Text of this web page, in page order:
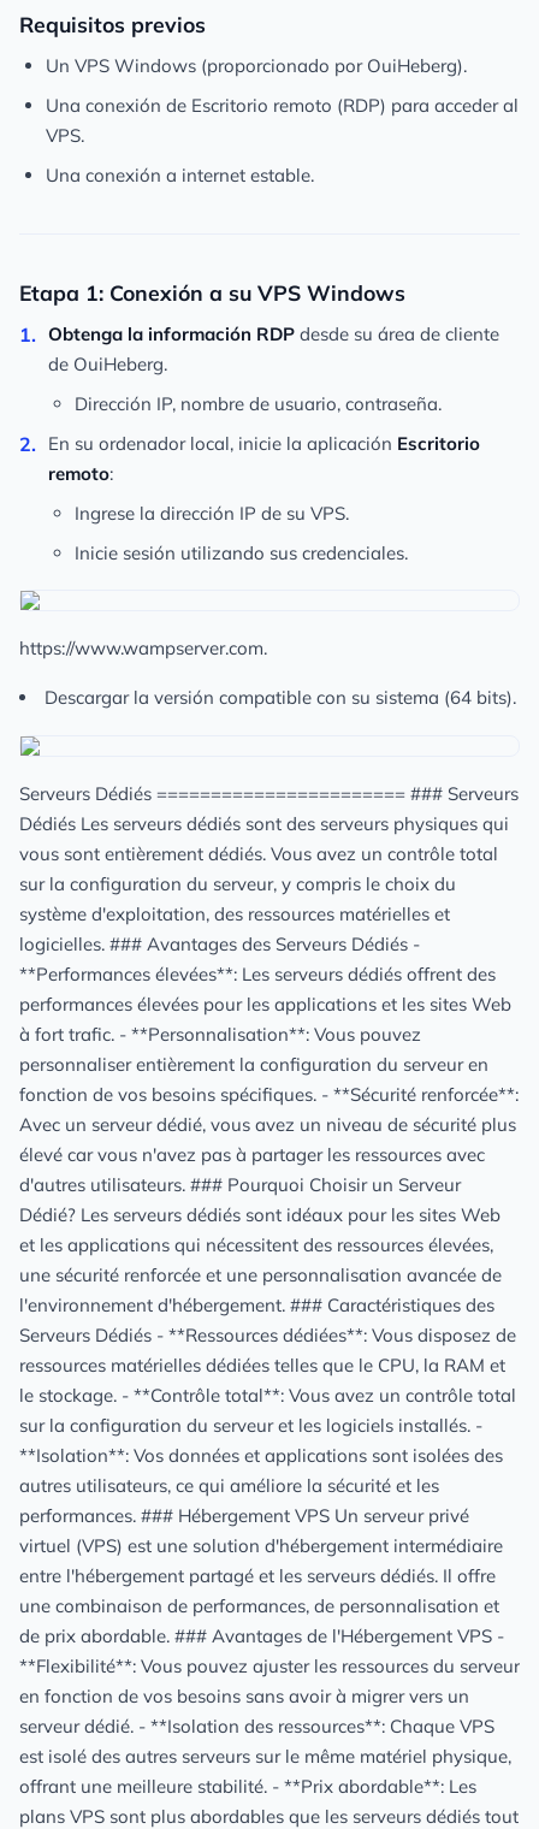
Requisitos previos
Un VPS Windows (proporcionado por OuiHeberg).
Una conexión de Escritorio remoto (RDP) para acceder al
VPS.
Una conexión a internet estable.
Etapa 1: Conexión a su VPS Windows
Obtenga la información RDP desde su área de cliente
de OuiHeberg.
Dirección IP, nombre de usuario, contraseña.
En su ordenador local, inicie la aplicación Escritorio
remoto:
Ingrese la dirección IP de su VPS.
Inicie sesión utilizando sus credenciales.
https://www.wampserver.com.
Descargar la versión compatible con su sistema (64 bits).
Serveurs Dédiés ======================= ### Serveurs Dédiés Les serveurs dédiés sont des serveurs physiques qui vous sont entièrement dédiés. Vous avez un contrôle total sur la configuration du serveur, y compris le choix du système d'exploitation, des ressources matérielles et logicielles. ### Avantages des Serveurs Dédiés - **Performances élevées**: Les serveurs dédiés offrent des performances élevées pour les applications et les sites Web à fort trafic. - **Personnalisation**: Vous pouvez personnaliser entièrement la configuration du serveur en fonction de vos besoins spécifiques. - **Sécurité renforcée**: Avec un serveur dédié, vous avez un niveau de sécurité plus élevé car vous n'avez pas à partager les ressources avec d'autres utilisateurs. ### Pourquoi Choisir un Serveur Dédié? Les serveurs dédiés sont idéaux pour les sites Web et les applications qui nécessitent des ressources élevées, une sécurité renforcée et une personnalisation avancée de l'environnement d'hébergement. ### Caractéristiques des Serveurs Dédiés - **Ressources dédiées**: Vous disposez de ressources matérielles dédiées telles que le CPU, la RAM et le stockage. - **Contrôle total**: Vous avez un contrôle total sur la configuration du serveur et les logiciels installés. - **Isolation**: Vos données et applications sont isolées des autres utilisateurs, ce qui améliore la sécurité et les performances. ### Hébergement VPS Un serveur privé virtuel (VPS) est une solution d'hébergement intermédiaire entre l'hébergement partagé et les serveurs dédiés. Il offre une combinaison de performances, de personnalisation et de prix abordable. ### Avantages de l'Hébergement VPS - **Flexibilité**: Vous pouvez ajuster les ressources du serveur en fonction de vos besoins sans avoir à migrer vers un serveur dédié. - **Isolation des ressources**: Chaque VPS est isolé des autres serveurs sur le même matériel physique, offrant une meilleure stabilité. - **Prix abordable**: Les plans VPS sont plus abordables que les serveurs dédiés tout en offrant des performances et une personnalisation supérieures à l'hébergement partagé. ### Pourquoi Choisir un VPS? Les VPS sont idéaux pour les sites Web et les applications en croissance qui nécessitent plus de ressources et de flexibilité que l'hébergement partagé, mais qui n'ont pas encore besoin d'un serveur dédié complet. ### Caractéristiques de l'Hébergement VPS - **Virtualisation**: Les ressources du serveur sont virtualisées, ce qui permet une isolation et une personnalisation efficaces. - **Scalabilité**: Vous pouvez facilement augmenter ou diminuer les ressources du serveur en fonction de vos besoins. - **Contrôle complet**: Vous avez un contrôle complet sur la configuration du serveur, y compris le choix du système d'exploitation et des logiciels.4RHnmkTdELhEXUgj+Rz/KTS5dCl4u57rdJWDO5J3Bx/xNZP0fmlJDzqMmacrZ7Jyc4UevEpnB3mpGRTZOAv0hRc6isZS+neaRnbfoST3P1KxfJEIhj05X5McIkglgPu8ZUxSKl26TfmL0jmKpPYvrRV/TLwmlT9jEHUPDO87Ks+Ybzez6av44ig960avLYipy2dQQ8oX5HBHnE/QrnPBLJ85cKUJ2cGyxtnxfFDCtaRPiXCtb+Pcu+5LI8j1Fn7yDFX/f73L7jGrep1boPrysm6sfm3+V+R51+DZBtnf3996a/dGWC8fkvo7GiniZw7LImHsmEcuBMfD17be++9e51xH6jkW2gb0kZjxox2OROuCkDBNGyo6wup9OBKwJubm8OpMk88/TydeeEVTuLVYz6waR+fbLb/n6UwkA9hS5dOevfTZ7esJuEDnXyDXT6/k3uHIB60hveBx4E6eRjb3nvs5mRfyWSW+l0EAc+dUz7rTRNpw0+Hk+M+RZMq7mtm2He/a/elSWEeOXGjT9Ejkx8JLrtmnjur/NCxSCLanHXb7e6+7S123Zeu/VbC+8sTjK03W9CkfYmuvVzd0/3cn9RD3GqMAfeHb5FwfFvsQvteu79arrWofMJ1BS9OVu9dnkJXXVV56W0lYRJxlX5tUxgTdSZzAidYNJmujnydWERbnHQ9GJkXzaAHryyf9XaJg1BxBrhMcM/tZHpqfJhIubE8RZP1pb4u8VFn/NFWONlnYpcnT6ukr3wmHcuBYu/xjQPz9+KTV3lnavvQVszyS0zVzzhunvkTxVl3fUm3T72fTR/H0ZvgcnD/Vg3EVDwfwP2AEE4Dd4l5Zf/uVW7qzHZwa8RkmjxTbMEPRZP78ho2R63vo3/mPrhkvQSWL8ZTnil3W8iA4h9PVOhlZbnNPWz+K7H5V6wA898HRo8Z4878vv5GkJAOJHgVGvryL/Fua20b8OQbfPDe++5BdPgRAq8+Q8E0bHg6fF/IpKPPKC+rRP3QcOvkB8Op2kT59vXHi6VFRfbmbzP6yrKWhC+J5Btgvvf5xtfc9B/+dBX9/o9XVVyO/vIrrzob6gDeFT5u3Fg33Vf6+ovPqhNXCad6U60ulokb0lvfkkulP0eTJ90bnvHFw8/upVPf3r90GXXwgLLyk77H7XkqnUrlS60n73oVqVuqI+jd5s6TkfYzW/yM7vvlW7RfaHfloLgHoNUeWxRbHMMxarwfuXOXinvA6xtDNbago+8/VS1XlB+7h7CBcXse6BJ02F2S7pIs7+FrAjK20iXLwUOk9FOqffCeb/dwqfCSVsTgIU7RMTjrGDwUSi6BRZEHRPVq6zzOfMLcCPe9kos7jxNanC+fTOeLHx6GFZ7ZjL2M2SVEM2l8qQ5nMWfSTJUQ0aaTaJJu90leHGFVn4ldnuNpjZnhJfRc3IPSwod+YTnsN16NA6XKGVqHO3v6IrdfmcTW21bNy8BrUu0zjpvn3vc896LWZzNhB5q0SXjJuZu/voyD8duJuRy817rK6yDutS6zKe0fPgCtop/SGXjG/UjACbC6EoVzYE6S9Y8o9VH9+8jLBPfBq/VxKk7lCzzvRx45iWaqesL95mH1gIEDCimMJBuBZKMY+uvAY1nD5t/mf0Wefw88XAzvAY8Dl4QDJMYDfQ/4th/fNpyqBIk3zkI//3zisx51g1wIT0N/4YUXuJ/n3XJBwTRs77//fp/ypaamwfUkfawL/i20nZ2d4VRtfF+0VW396isD+RC2VPq6ruA1ZM1dNP7qk2nGrefyhoEXSj9sFLAS4cnoeDo47gk/9aTjwpolC56O7l47NoDJt+Z/Tz/jXjmGe1qiwFlyJOpx7wqvl0XtHe5VFsbSInxV2kH1X2befwRPh9avLRLcE5QrXqPUOAPRZiyly5T1Q6iWHkt03vuDpbX8Sq/cirvSYunhvy7MGHgqExA+xAgfwFos5FeI1zDZ/FdKm/8Va/7juOWWW+jf//q3OyvtJ8YD+RqyOHD2/a477+q3fn2Q3OOVY7jXe6+99y495RwPpLuVlwWScNyLXs+PEOl0moY1ePYXSWZfwOXZfWX+/AW0gItw5EnnhFPJOO+Un4VTRCNGjqCRXPobvVwamdcoBjQBB5KEg/584Fo9IAEHSyL5FjDfd91zv0vG8QMEku41Vl+dNtpwA3epun/pSyPkcnlqr+OXI6N/Cd4JjlewVT9zPqAgyVJnjDX9nzDGJ/sDAcZffof00mewJeBLa/khyX1qmyWzjtTHFNLvyTcGEkk3MBUcVJQtQRKyfCcgNv+Czf+KOP+1eY+Pj/EwNnn/t0YuS+8PkIAnBe/nHqgEHE9YbxvSSptvHn20iAS9o70z9ix9FENaWymbbewS9KWRgBcKRZrx4YyGXx+GvG7CShMoPQD3wePMN56Ajoew9fd94C4Bx1cfCfi4AUjAjSWDnQVfcgQJ9yOhBvZdusl3DfovYQwSb/eA5U32GzxngPuZwZaAG8bSAY850qRKOpIRJB+wLL8JiM2/zb9mRZt/Y0nQH2e/lyZIwnHfe19fSY1Lz/FKu4FIvgcaLwE/hRPwc3jrYAn4YAPJN5JwwzAMw1j2qCsBX5TPxibhfX0wGti4tcNJnCmvdqk67g8f29IdapXMqyMxRCJ68803u/vB99tvP7r66qtp9OjRdOGFF4Ye5Ydx9fVMJM5O9/XseVKOO+4493TzmTNnunnCjwpRD1nDE9FBPZdjx4EnrOOBZHHlmmuuCT3jwVixfKOKJM/+Ge96EtK+Jq/oG4m4fpAb8D/HuPbxLnCZj6SfvZ53XZL+iGAYhmEYhmEYyzN4DVl/lqVNXQk46EsSvijXFE5FM641R1+dMIPWZ/n0otbQWgmS78s2fJk2aesKLWXw6rN/zwqSzHpBMojLtf/yl7+4147pe8Pffffdiody1QPienoqz/x3dHTQ2LFjQ606uDy6ra2NZs+eHVp6g0QN93X//Oc/pzXWWIPOOOOMsKaS119/3Ul599zSBpfCRyXvKDpxjXsIWi30jyZYRnHgHm/dJxLrk046qdfl7yDJWOAj8+En8XGIv18G+scbwzAMwzAMwzCWPHUn4KDeJPyBeaPDqWjwbvBjVn/XTT+xqPfZxVrJd9yrz+rh1ltvpbfffpvGjBkTWoInp+uHciUFZ79R0J4Gl4h3dfWehyg23HBDGjWq2vUAZXApPR4y98lPfpKOPvro0Frmvvvuo7lz5y4Tj92vB/2wM7xOLCox9sFy108+r/bANCTMSND1PdpY7kiAffoyFsMwDMMwDMMwGsN/jVijZWnTpwQc1JOEI0GeXvl2sUgWp4ium155xnlJJN8AZ8L9e7bvvvtudya73ku3kcAheb/hhhtCSwDOROPVZEmSty9+8YtOIrlOwnXXXecuP99jjz1o7733Dq0BSDRffvll2nTTTd1Z/sEC5knA2elqDzMT9L3b+Ez1k8zjwPLBveDCN7/5zV6fuT+WqCTdMAzDMAzDMAyjGn1OwEE9Sfjhr2/oEuxqnPfWGq5NYUkl32DSpEnuqeX6VV1IwP/3v//FXpYcBRI3nCHFa8CQAGpwthUPesOTyquBvpAsI/mu59VhuAd86tSp9P3vf5+23HLL0Bpw4403ukvgzz333MTzsrSfxI3EGA9EE3bffXc3fpzl9oENdTpxRtLsfwZxIAHXl337n7k/FiTp9awXhmEYhmEYhmEYKgHv29Otkybhry0eRge8tGHkmXDYjnhnzYqEuj+Tb9wj/c9//pM+//nPh5ZKkEQdcMAB9Oijj/Y644zXUzU1NblXVEUlfhokf0gC0Q5eCeaDB5Qhocd7ufW95hqMBYkdns6O+9LrAcnmiSee6KYPP/zwiuQQiTxerYV70PHQuWpnwjGf8oT1WvM80OBeap0Y4/JynNXGq7rw2WBZXXvttc6mLz3HvOqz2knQZ89x5YN/lhtj0Zei4wcB9Isx/OAHP3DvmIfEOoD1JQnwr1YMwzAMwzAMw1h+SKWuay+m8gUqtuVo5etOoInvPBJW1QcS5t9tNMU9SM3HT5i3HzeLNgrfKf5y15BeD1Dr7zPfOJOLJ55vsskmNGXKFJdE4UFgeMjZjjvuSNtuuy2l02k6/vjjIy/5RrJ6wgknuLPSOKuKeCTSAAkq2scZUbwjG2e+0U4cSIp//etf01prrUXPPvssPfbYY/TSSy+5up122ok+/elPu6eW47Vov//9751dg8QOySGSvzjwXnMk4k8//TQdfPDBoTUAPzR8/etfd/OOZfHcc8+5BBcPe/vUpz7l5mXzzTen7u5uNwZ96TWm29vb3Vn2aiAWZ+M1GLecncaVAPVewo3kGFcWJAFnqqMegpZkDHhXPIoAH/9BbrgUHp93UjAWOXuO/pMm5wCvJDMMwzAMwzAMY+lz//33O4k8q17kgdhBAl5AAp6nla89vs8JOKgnCY9joC47R+KLS7ORXK6zzjo0YsQIZ58xY4Z7tRaSJFxmXA3E40FnuI+7tbX8tPbp06fTa6+9Rn/9618TXTKOseBd5J/4xCdcWwIelIakHA+Ei2sHZ6aRgO+yyy6hJZqf/vSnLkm85557er3TGj8aIInE5fC6f4B7xVH+8Ic/9FoeOKuP17XVYvHixRVJLGg0AQeIxzwhKdVn9wHO/uOHEfQT9zkmHQN+aJDL7/FqMVyt4F/KjnrYcdbdHwvAjxoYD86Q6/FYAm4YhmEYhmEYyenvV4c18iC2fknA02ECXuiHBBw0koQPVPLtI0kYwJnwpPcJC0i48LRswT9DWg96LEj2av0I0N8s7f77ChJgeR833pm9NF/b1Z/rg2EYhmEYhmEYZSwBT0BfkvAllXwbhmEYhmEYhmEYRr30RwLuHsJWdJP9R60Hs201cm6oBVjybRiGYRiGYRiGYSzvpF3yjT/9nIXHJeF4Fdn0zrZQs+TbMAzDMAzDMAzDWDFo6D3gtfCTcCTfeBXZtK7gAWaWfBuGYRiGYRiGYRgrCum+vf07OZKEPzRvuEu+8T5wYMm3YRiGYRiGYRiGsSIRnAFHFj6AmTiS8MPf2MCSb8MwDMMwDMMwDGOFxSXgA30W3OeC9V6x5NswDMMwDMMwDMNYoUgv8eybuWz6RPrt9PEV5Qevr2PJt2EYhmEYhmEYhrHcku73d5Al4On5o+m3769RUWAzDMMwDMMwDMMwjOWVAX0KumEYhmEYhmEYhmEYAZaAG4ZhGIZhGIZhGMYSwBJwwzAMwzAMwzAMw1gCuAR8KdwGbhiGYRiGYRiGYRgrFGmXfOOPZeGGYRiGYRiGYRiGMWCULkEvWgZuGIZhGIZhGIZhGANGmIBb8m0YhmEYhmEYhmEYA0mYgKcCYRiGYRiGYRiGYRjGgFC6BD2VsiTcMAzDMAzDMAzDMAaKNNJuy70NwzAMwzAMwzAMY2BJpa9rL6YKRSq25Wmla4+jie88ElYZyzN/v+Mf4ZRhGIZhGIZhGI2y+25fCqeM5ZX777/fyaefftrJethqq62cLCXghbYcrXzt8ZaAryAgAV9lwkrBTQgFLvVIwdeFWv71SpDU15eCrwu1/OuVIKmvLwVfF2r51ytBUl9fCr4u1PKvV4Kkvr4UfF2o5V+vBEl9fSn4ulDLv14Jkvr6UvB1oZZ/vRIk9fWl4OtCLf96JUjq60vB14Va/vVKkNTXl4KvC7X865Ugqa8vBV8XavnXK0FSX18Kvi7U8q9XgqS+vhR8XajlX68ESX19Kfi6UMu/XgmS+vpS8HWhln+9EiT19aXg60It/3olSOrrS8B14Va/vVKkNTXl4KvC7X865Ugqa8vBV8XavnXK0FSX18Kvi7U8q9XgqS+vhR8XajlX68ESX19Kfi6UMu/XgmS+vpS8HWhln+9EiT19aXg60It/3olSOrrS8B14Va/vVKkNTXl4KvC7X865Ugqa8vBV8XavnXK0FSX18Kvi7U8q9XgqS+vhR8XajlX68ESX19Kfi6UMu/XgmS+vpS8HWhln+9EiT19aXg60It/3olSOrrS8B14Va/vVKkNTXl4KvC7X865Ugqa8vBV8XavnXK0FSX18Kvi7U8q9XgqS+vhR8XajlX68ESX19Kfi6UMu/XgmS+vpS8HWhln+9EiT19aXg60It/3olSOrrS8B14Va/vVKkNTXl4KvC7X865Ugqa8vBV8XavnXK0FSX18Kvi7U8q9XgqS+vhR8XajlX68ESX19Kfi6UMu/XgmS+vpS8HWhln+9EiT19aXg60It/3olSOrrS8B14Va/vVKkNTXl4KvC7X865Ugqa8vBV8XavnXK0FSX18Kvi7U8q9XgqS+vhR8XajlX68ESX19Kfi6UMu/XgmS+vpS8HWhln+9EiT19aXg60It/3olSOrrS8B14Va/vVKkNTXl4KvC7X865Ugqa8vBV8XavnXK0FSX18Kvi7U8q9XgqS+vhR8XajlX68ESX19Kfi6UMu/XgmS+vpS8HWhln+9EiT19aXg60It/3olSOrrS8B14Va/vVKkNTXl4KvC7X865Ugqa8vBV8XavnXK0FSX18Kvi7U8q9XgqS+vhR8XajlX68ESX19Kfi6UMu/XgmS+vpS8HWhln+9EiT19aXg60It/3olSOrrS8B14Va/vVKkNTXl4KvC7X865Ugqa8vBV8XavnXK0FSX18Kvi7U8q9XgqS+vhR8XajlX68ESX19Kfi6UMu/XgmS+vpS8HWhln+9EiT19aXg60It/3olSOrrS8B14Va/vVKkNTXl4KvC7X865Ugqa8vBV8XavnXK0FSX18Kvi7U8q9XgqS+vhR8XajlX68ESX19Kfi6UMu/XgmS+vpS8HWhln+9EiT19aXg60It/3olSOrrS8B14Va/vVKkNTXl4KvC7X865Ugqa8vBV8XavnXK0FSX18Kvi7U8q9XgqS+vhR8XajlX68ESX19Kfi6UMu/XgmS+vpS8HWhln+9EiT19aXg60It/3olSOrrS8B14Va/vVKkNTXl4KvC7X865Ugqa8vBV8XavnXK0FSX18Kvi7U8q9XgqS+vhR8XajlX68ESX19Kfi6UMu/XgmS+vpS8HWhln+9EiT19aXg60It/3olSOrrS8B14Va/vVKkNTXl4KvC7X865Ugqa8vBV8XavnXK0FSX18Kvi7U8q9XgqS+vhR8XajlX68ESX19Kfi6UMu/XgmS+vpS8HWhln+9EiT19aXg60It/3olSOrrS8